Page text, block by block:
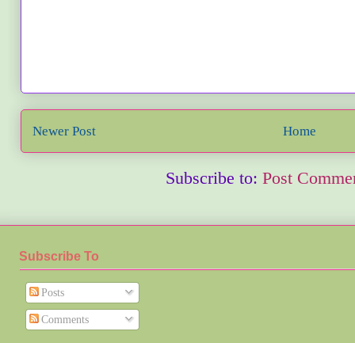
Newer Post Home
Subscribe to: Post
Subscribe To
Posts
Comments